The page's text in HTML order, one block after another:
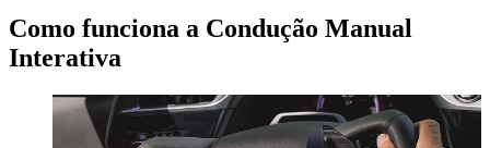
Como funciona a Condução Manual
Interativa